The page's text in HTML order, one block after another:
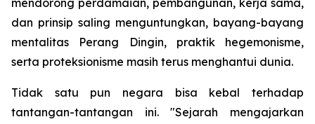
mendorong perdamaian, pembangunan, kerja sama,
dan prinsip saling menguntungkan, bayang-bayang
mentalitas Perang Dingin, praktik hegemonisme,
serta proteksionisme masih terus menghantui dunia.
Tidak satu pun negara bisa kebal terhadap
tantangan-tantangan ini. "Sejarah mengajarkan